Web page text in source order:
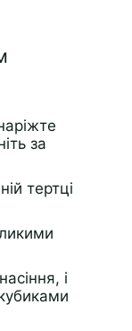
за
тертці
і